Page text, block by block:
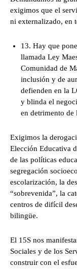
exigimos que el
ni externalizado, en
13. Hay que
llamada Ley
Comunidad de
inclusión y de
defienden en la
y blinda el
en detrimento de
Exigimos la
Elección Educativa
de las políticas
segregación
escolarización, la
“sobrevenida”, la
centros de difícil
bilingüe.
El 15S nos
Sociales y de los
construir con el